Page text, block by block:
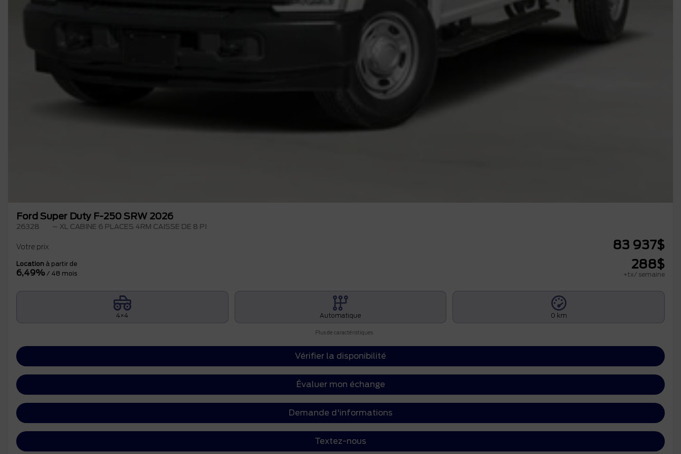
Ford Super Duty F-250 SRW 2026
26328 – XL CABINE 6 PLACES 4RM CAISSE DE 8 PI
Votre prix 83 937$
Location à partir de
6,49% / 48 mois
288$
+tx/ semaine
4×4 Automatique 0 km
Plus de caractéristiques
Vérifier la disponibilité
Évaluer mon échange
Demande d'informations
Textez-nous